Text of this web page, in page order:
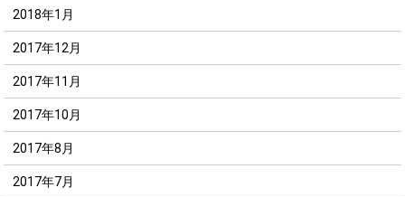
2018年1月
2017年12月
2017年11月
2017年10月
2017年8月
2017年7月